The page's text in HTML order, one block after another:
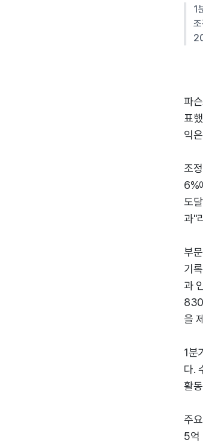
1
파
표
익
조
6%
도
과"
부
기
과
830
을
1분
다.
활
주
5억